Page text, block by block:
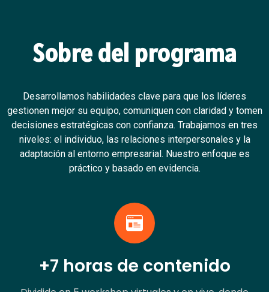
Sobre del programa
Desarrollamos habilidades clave para que los líderes
gestionen mejor su equipo, comuniquen con claridad y tomen
decisiones estratégicas con confianza. Trabajamos en tres
niveles: el individuo, las relaciones interpersonales y la
adaptación al entorno empresarial. Nuestro enfoque es
práctico y basado en evidencia.
+7 horas de contenido